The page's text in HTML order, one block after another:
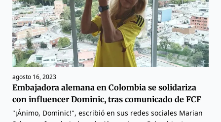
agosto 16, 2023
Embajadora alemana en Colombia se solidariza
con influencer Dominic, tras comunicado de FCF
"¡Ánimo, Dominic!", escribió en sus redes sociales Marian